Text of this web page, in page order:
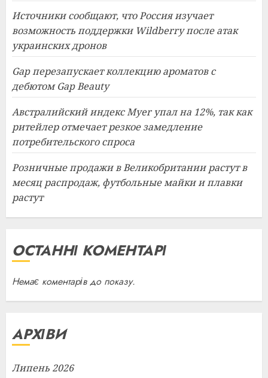
Источники сообщают, что Россия изучает
возможность поддержки Wildberry после атак
украинских дронов
Gap перезапускает коллекцию ароматов с
дебютом Gap Beauty
Австралийский индекс Myer упал на 12%, так как
ритейлер отмечает резкое замедление
потребительского спроса
Розничные продажи в Великобритании растут в
месяц распродаж, футбольные майки и плавки
растут
ОСТАННІ КОМЕНТАРІ
Немає коментарів до показу.
АРХІВИ
Липень 2026